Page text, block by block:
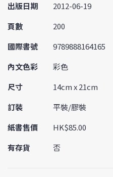
出版日期
2012-06-19
頁數
200
國際書號
9789888164165
內文色彩
彩色
尺寸
14cm x 21cm
訂裝
平裝/膠裝
紙書售價
HK$85.00
有存貨
否